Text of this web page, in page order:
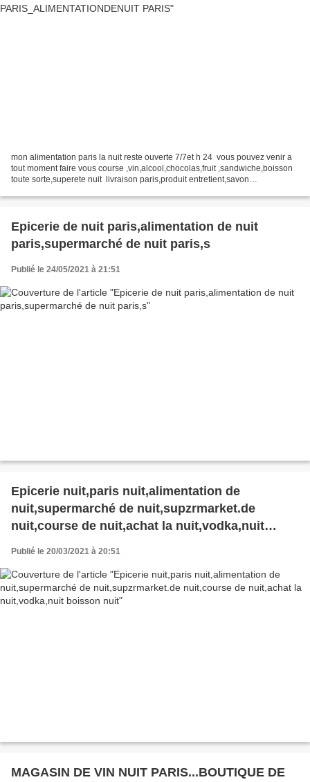
mon alimentation paris la nuit reste ouverte 7/7et h 24 vous pouvez venir a
tout moment faire vous course ,vin,alcool,chocolas,fruit ,sandwiche,boisson
toute sorte,superete nuit livraison paris,produit entretient,savon
Epicerie de nuit paris,alimentation de nuit
paris,supermarché de nuit paris,s
Publié le 24/05/2021 à 21:51
Epicerie nuit,paris nuit,alimentation de
nuit,supermarché de nuit,supzrmarket.de
nuit,course de nuit,achat la nuit,vodka,nuit
Publié le 20/03/2021 à 20:51
MAGASIN DE VIN NUIT PARIS...BOUTIQUE DE